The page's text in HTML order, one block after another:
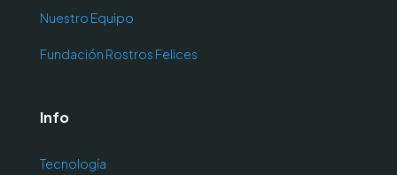
Nuestro Equipo
Fundación Rostros Felices
Info
Tecnología